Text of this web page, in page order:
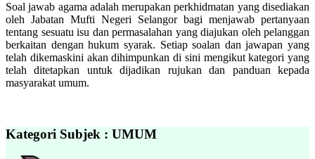
Soal jawab agama adalah merupakan perkhidmatan yang disediakan
oleh Jabatan Mufti Negeri Selangor bagi menjawab pertanyaan
tentang sesuatu isu dan permasalahan yang diajukan oleh pelanggan
berkaitan dengan hukum syarak. Setiap soalan dan jawapan yang
telah dikemaskini akan dihimpunkan di sini mengikut kategori yang
telah ditetapkan untuk dijadikan rujukan dan panduan kepada
masyarakat umum.
Kategori Subjek : UMUM